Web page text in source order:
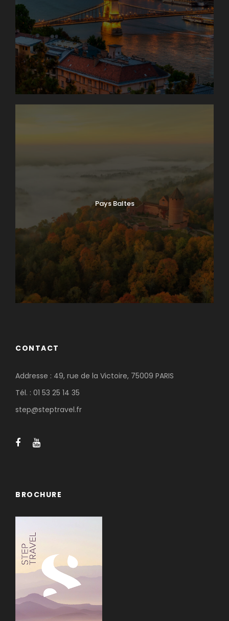
Pays Baltes
CONTACT
Addresse : 49, rue de la Victoire, 75009 PARIS
Tél. : 01 53 25 14 35
step@steptravel.fr
BROCHURE